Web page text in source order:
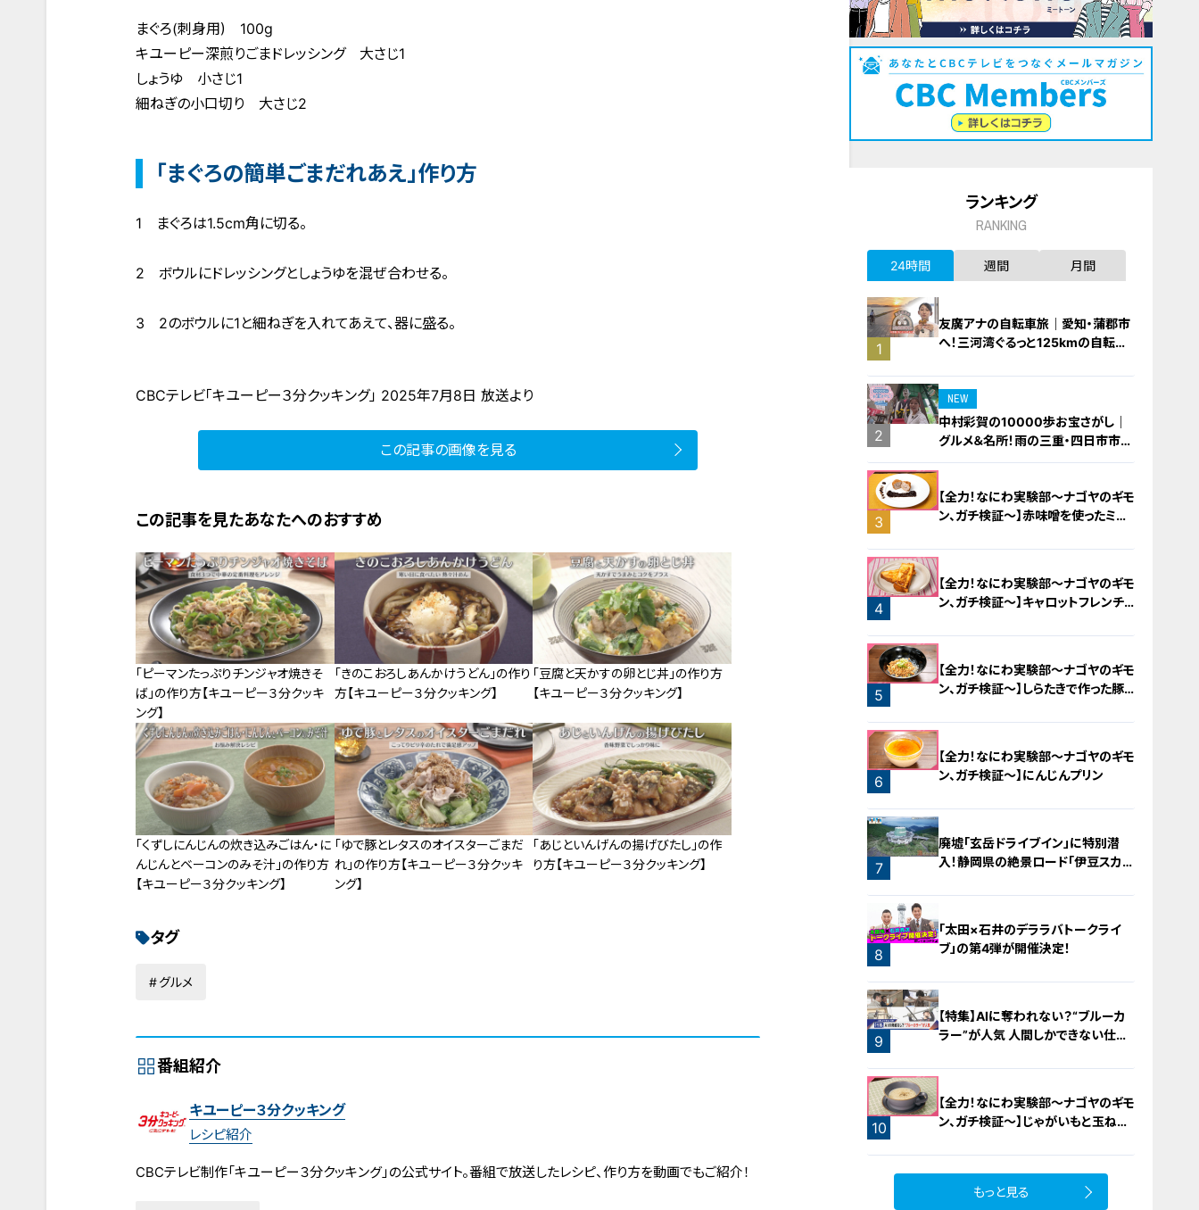
まぐろ(刺身用) 100g
キユーピー深煎りごまドレッシング 大さじ1
しょうゆ 小さじ1
細ねぎの小口切り 大さじ2
「まぐろの簡単ごまだれあえ」作り方
1 まぐろは1.5cm角に切る。
2 ボウルにドレッシングとしょうゆを混ぜ合わせる。
3 2のボウルに1と細ねぎを入れてあえて、器に盛る。
CBCテレビ「キユーピー３分クッキング」 2025年7月8日 放送より
この記事の画像を見る
この記事を見たあなたへのおすすめ
「ピーマンたっぷりチンジャオ焼きそ
ば」の作り方【キユーピー３分クッキ
ング】
「きのこおろしあんかけうどん」の作り
方【キユーピー３分クッキング】
「豆腐と天かすの卵とじ丼」の作り方
【キユーピー３分クッキング】
「くずしにんじんの炊き込みごはん・に
んじんとベーコンのみそ汁」の作り方
【キユーピー３分クッキング】
「ゆで豚とレタスのオイスターごまだ
れ」の作り方【キユーピー３分クッキ
ング】
「あじといんげんの揚げびたし」の作
り方【キユーピー３分クッキング】
タグ
グルメ
番組紹介
キユーピー３分クッキング
レシピ紹介
CBCテレビ制作「キユーピー３分クッキング」の公式サイト。番組で放送したレシピ、作り方を動画でもご紹介！
ランキング
RANKING
24時間 週間 月間
1
友廣アナの自転車旅｜愛知・蒲郡市
へ！三河湾ぐるっと125kmの自転車
2
NEW
中村彩賀の10000歩お宝さがし｜
グルメ＆名所！雨の三重・四日市市で
お宝探し【チャント！特集】
3
【全力！なにわ実験部～ナゴヤのギモ
ン、ガチ検証～】赤味噌を使ったミル
4
【全力！なにわ実験部～ナゴヤのギモ
ン、ガチ検証～】キャロットフレンチ
5
【全力！なにわ実験部～ナゴヤのギモ
ン、ガチ検証～】しらたきで作った豚
6
【全力！なにわ実験部～ナゴヤのギモ
ン、ガチ検証～】にんじんプリン
7
廃墟「玄岳ドライブイン」に特別潜
入！静岡県の絶景ロード「伊豆スカイ
8
「太田×石井のデララバトークライ
ブ」の第4弾が開催決定！
9
【特集】AIに奪われない？“ブルーカ
ラー”が人気 人間しかできない仕事
10
【全力！なにわ実験部～ナゴヤのギモ
ン、ガチ検証～】じゃがいもと玉ねぎ
もっと見る